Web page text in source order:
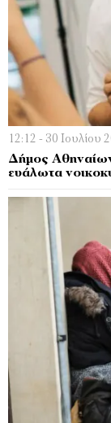
12:12 - 30 Ιουλίου
Δήμος
ευάλωτα